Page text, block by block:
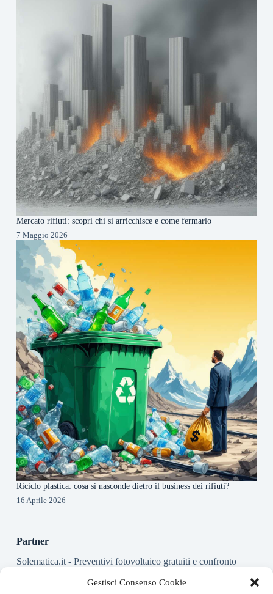
Gestisci Consenso Cookie
Mercato rifiuti: scopri chi si arricchisce e come fermarlo
7 Maggio 2026
Riciclo plastica: cosa si nasconde dietro il business dei rifiuti?
16 Aprile 2026
Partner
Solematica.it- Preventivi fotovoltaico gratuiti e confronto